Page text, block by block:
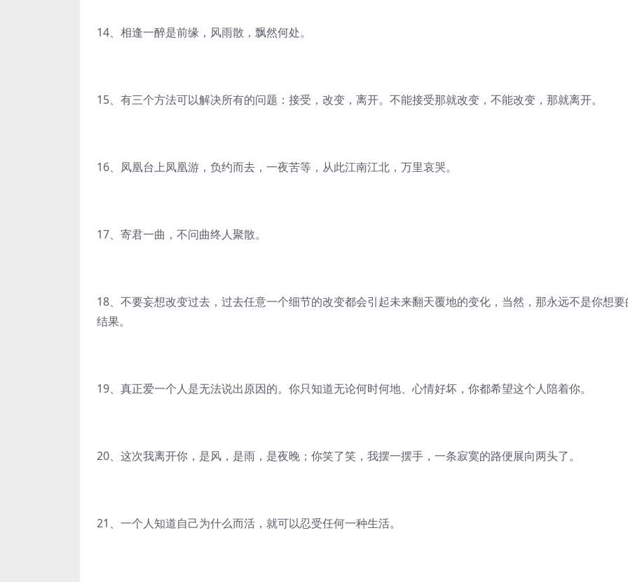
14、相逢一醉是前缘，风雨散，飘然何处。
15、有三个方法可以解决所有的问题：接受，改变，离开。不能接受那就改变，不能改变，那就离开。
16、凤凰台上凤凰游，负约而去，一夜苦等，从此江南江北，万里哀哭。
17、寄君一曲，不问曲终人聚散。
18、不要妄想改变过去，过去任意一个细节的改变都会引起未来翻天覆地的变化，当然，那永远不是你想要
结果。
19、真正爱一个人是无法说出原因的。你只知道无论何时何地、心情好坏，你都希望这个人陪着你。
20、这次我离开你，是风，是雨，是夜晚；你笑了笑，我摆一摆手，一条寂寞的路便展向两头了。
21、一个人知道自己为什么而活，就可以忍受任何一种生活。